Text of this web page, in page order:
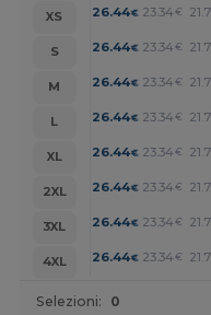
XS 26.44€ 23.34 €
S
26.44€ 23.34 €
M
26.44€ 23.34 €
L
26.44€ 23.34 €
XL
26.44€ 23.34 €
2XL
26.44€ 23.34 €
3XL
26.44€ 23.34 €
4XL
26.44€ 23.34 €
Selezioni: 0